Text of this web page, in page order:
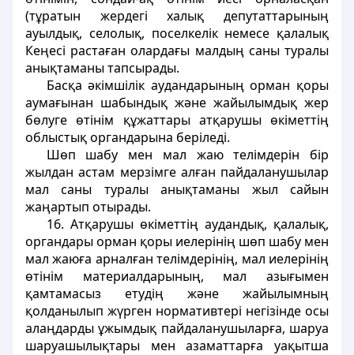
(тұратын жердегi халық депутаттарының
ауылдық, селолық, поселкелiк немесе қалалық
Кеңесi растаған олардағы малдың саны туралы
анықтаманы тапсырады.
Басқа әкiмшiлiк аудандарының орман қоры
аумағынан шабындық және жайылымдық жер
бөлуге өтiнiм құжаттары атқарушы өкiметтiң
облыстық органдарына берiледi.
Шөп шабу мен мал жаю телiмдерiн бiр
жылдан астам мерзiмге алған пайдаланушылар
мал саны туралы анықтаманы жыл сайын
жаңартып отырады.
16. Атқарушы өкiметтiң аудандық, қалалық,
органдары орман қоры иелерiнiң шөп шабу мен
мал жаюға арналған телiмдерiнiң, мал иелерiнiң
өтiнiм материалдарының, мал азығымен
қамтамасыз етудiң және жайылымның
қолданылып жүрген нормативтерi негiзiнде осы
алаңдарды ұжымдық пайдаланушыларға, шаруа
шаруашылықтары мен азаматтарға уақытша